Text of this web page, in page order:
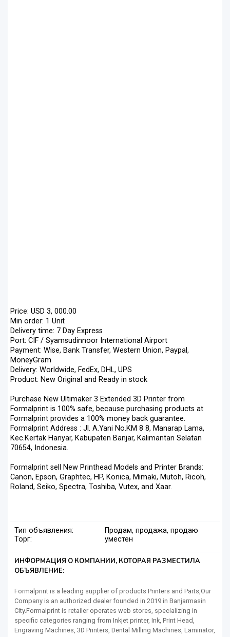
Price: USD 3, 000.00
Min order: 1 Unit
Delivery time: 7 Day Express
Port: CIF / Syamsudinnoor International Airport
Payment: Wise, Bank Transfer, Western Union, Paypal,
MoneyGram
Delivery: Worldwide, FedEx, DHL, UPS
Product: New Original and Ready in stock
Purchase New Ultimaker 3 Extended 3D Printer from
Formalprint is 100% safe, because purchasing products at
Formalprint provides a 100% money back guarantee.
Formalprint Address : Jl. A.Yani No.KM 8 8, Manarap Lama,
Kec.Kertak Hanyar, Kabupaten Banjar, Kalimantan Selatan
70654, Indonesia.
Formalprint sell New Printhead Models and Printer Brands:
Canon, Epson, Graphtec, HP, Konica, Mimaki, Mutoh, Ricoh,
Roland, Seiko, Spectra, Toshiba, Vutex, and Xaar.
Тип объявления:
Продам, продажа, продаю
Торг:
уместен
ИНФОРМАЦИЯ О КОМПАНИИ, КОТОРАЯ РАЗМЕСТИЛА
ОБЪЯВЛЕНИЕ:
Formalprint is a leading supplier of products Printers and Parts,Our
Company is an authorized dealer founded in 2019 in Banjarmasin
City.Formalprint is retailer operates web stores, specializing in
specific categories ranging from Inkjet printer, Ink, Print Head,
Engraving Machines, 3D Printers, Dental Milling Machines, Laminator,